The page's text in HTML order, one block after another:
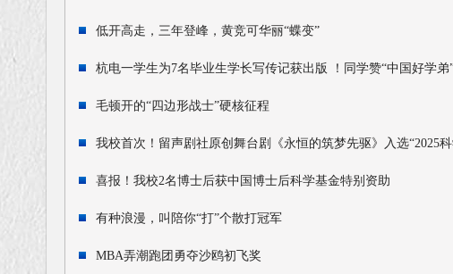
低开高走，三年登峰，黄竞可华丽“蝶变”
杭电一学生为7名毕业生学长写传记获出版 ！同学赞“中国好学弟
毛顿开的“四边形战士”硬核征程
我校首次！留声剧社原创舞台剧《永恒的筑梦先驱》入选“2025
喜报！我校2名博士后获中国博士后科学基金特别资助
有种浪漫，叫陪你“打”个散打冠军
MBA弄潮跑团勇夺沙鸥初飞奖